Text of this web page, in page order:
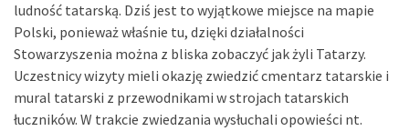
ludność tatarską. Dziś jest to wyjątkowe miejsce na mapie
Polski, ponieważ właśnie tu, dzięki działalności
Stowarzyszenia można z bliska zobaczyć jak żyli Tatarzy.
Uczestnicy wizyty mieli okazję zwiedzić cmentarz tatarskie i
mural tatarski z przewodnikami w strojach tatarskich
łuczników. W trakcie zwiedzania wysłuchali opowieści nt.